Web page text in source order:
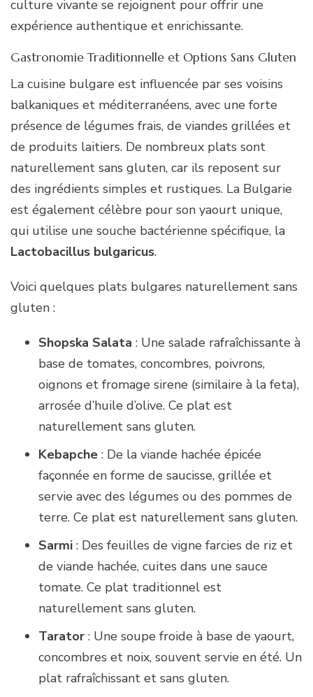
culture vivante se rejoignent pour offrir une
expérience authentique et enrichissante.
Gastronomie Traditionnelle et Options Sans Gluten
La cuisine bulgare est influencée par ses voisins
balkaniques et méditerranéens, avec une forte
présence de légumes frais, de viandes grillées et
de produits laitiers. De nombreux plats sont
naturellement sans gluten, car ils reposent sur
des ingrédients simples et rustiques. La Bulgarie
est également célèbre pour son yaourt unique,
qui utilise une souche bactérienne spécifique, la
Lactobacillus bulgaricus.
Voici quelques plats bulgares naturellement sans
gluten :
Shopska Salata : Une salade rafraîchissante à
base de tomates, concombres, poivrons,
oignons et fromage sirene (similaire à la feta),
arrosée d’huile d’olive. Ce plat est
naturellement sans gluten.
Kebapche : De la viande hachée épicée
façonnée en forme de saucisse, grillée et
servie avec des légumes ou des pommes de
terre. Ce plat est naturellement sans gluten.
Sarmi : Des feuilles de vigne farcies de riz et
de viande hachée, cuites dans une sauce
tomate. Ce plat traditionnel est
naturellement sans gluten.
Tarator : Une soupe froide à base de yaourt,
concombres et noix, souvent servie en été. Un
plat rafraîchissant et sans gluten.